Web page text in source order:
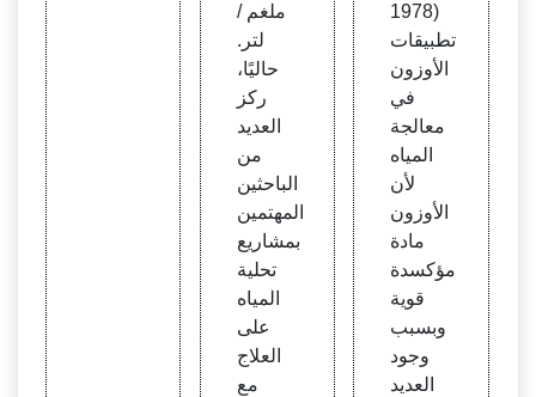
ملغم /
لتر.
حاليًا،
ركز
العديد
من
الباحثين
المهتمين
بمشاريع
تحلية
المياه
على
العلاج
مع
1978)
تطبيقات
الأوزون
في
معالجة
المياه
لأن
الأوزون
مادة
مؤكسدة
قوية
وبسبب
وجود
العديد